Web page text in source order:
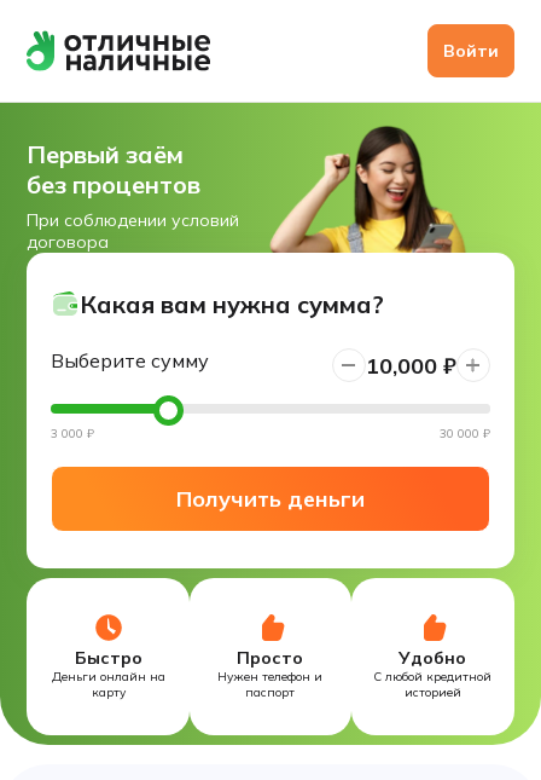
Войти
Первый заём
без процентов
При соблюдении условий
договора
Какая вам нужна сумма?
Выберите сумму 10,000 ₽
3 000 ₽ 30 000 ₽
Получить деньги
Быстро
Деньги онлайн на
карту
Просто
Нужен телефон и
паспорт
Удобно
С любой кредитной
историей